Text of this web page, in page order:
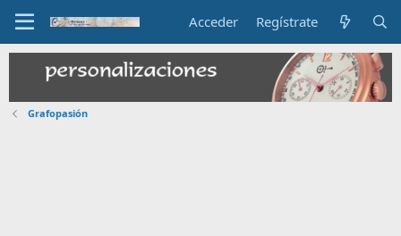
Acceder Regístrate
Grafopasión